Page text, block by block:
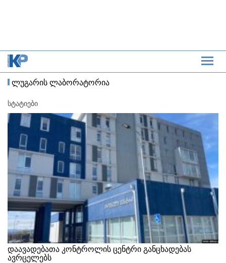
ლუგარის ლაბორატორია
სტატიები
დაავადებათა კონტროლის ცენტრი განცხადებას
ავრცელებს